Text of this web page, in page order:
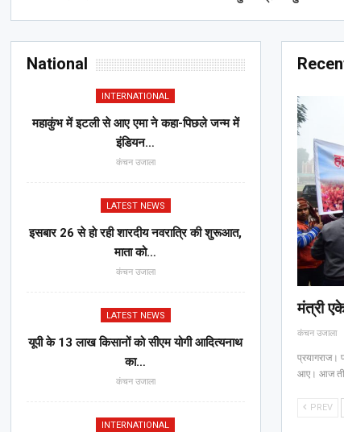
National
INTERNATIONAL
महाकुंभ में इटली से आए एमा ने कहा-पिछले जन्म में
इंडियन…
कंचन उजाला
LATEST NEWS
इसबार 26 से हाे रही शारदीय नवरात्रि की शुरूआत,
माता को…
कंचन उजाला
LATEST NEWS
यूपी के 13 लाख किसानों को सीएम योगी आद‍ित्‍यनाथ
का…
कंचन उजाला
INTERNATIONAL
मंत्री
कंचन उजाला
प्रयागराज।
आए। आज
PREV